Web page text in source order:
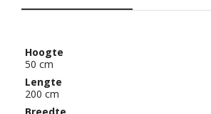
Hoogte
50 cm
Lengte
200 cm